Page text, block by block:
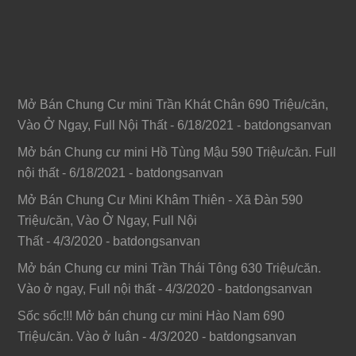
Mở Bán Chung Cư mini Trần Khát Chân 690 Triệu/căn,
Vào Ở Ngay, Full Nội Thất - 6/18/2021 - batdongsanvan
Mở bán Chung cư mini Hồ Tùng Mậu 590 Triệu/căn. Full
nội thất - 6/18/2021 - batdongsanvan
Mở Bán Chung Cư Mini Khâm Thiên - Xã Đàn 590
Triệu/căn, Vào Ở Ngay, Full Nội
Thất - 4/3/2020 - batdongsanvan
Mở bán Chung cư mini Trần Thái Tông 630 Triệu/căn.
Vào ở ngay, Full nội thất - 4/3/2020 - batdongsanvan
Sốc sốc!!! Mở bán chung cư mini Hào Nam 690
Triệu/căn. Vào ở luân - 4/3/2020 - batdongsanvan